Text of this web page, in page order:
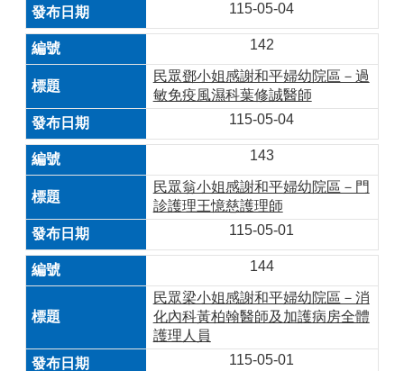
115-05-04
142
民眾鄧小姐感謝和平婦幼院區－過
敏免疫風濕科葉修誠醫師
115-05-04
143
民眾翁小姐感謝和平婦幼院區－門
診護理王憶慈護理師
115-05-01
144
民眾梁小姐感謝和平婦幼院區－消
化內科黃柏翰醫師及加護病房全體
護理人員
115-05-01